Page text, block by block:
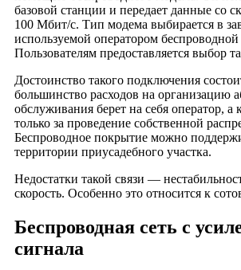
деревня Острая Лука
деревня Папушево
деревня Пахотино
деревня Погори
деревня Полянки
деревня Разбердеево
деревня Романовка
деревня Селезеново
деревня Соболевая
деревня Старостеклянное
деревня Сумбулово
деревня Ужалье
базовой станции и передает данные со
100 Мбит/с. Тип модема выбирается в
используемой оператором
Пользователям предоставляется выбор
Достоинство такого подключения
большинство расходов на организацию
обслуживания берет на себя оператор, а
только за проведение собственной
Беспроводное покрытие можно
территории приусадебного участка.
Недостатки такой связи —
скорость. Особенно это относится к
Беспроводная сеть с
сигнала